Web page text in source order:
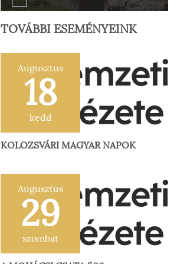
TOVÁBBI ESEMÉNYEINK
Augusztus
18
kedd
KOLOZSVÁRI MAGYAR NAPOK
Augusztus
29
szombat